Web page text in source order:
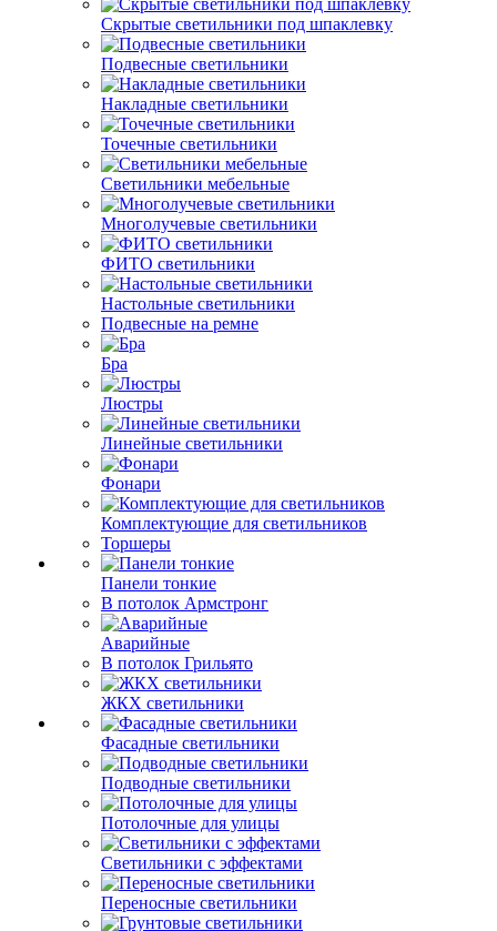
Скрытые светильники под шпаклевку
Подвесные светильники
Накладные светильники
Точечные светильники
Светильники мебельные
Многолучевые светильники
ФИТО светильники
Настольные светильники
Подвесные на ремне
Бра
Люстры
Линейные светильники
Фонари
Комплектующие для светильников
Торшеры
Панели тонкие
В потолок Армстронг
Аварийные
В потолок Грильято
ЖКХ светильники
Фасадные светильники
Подводные светильники
Потолочные для улицы
Светильники с эффектами
Переносные светильники